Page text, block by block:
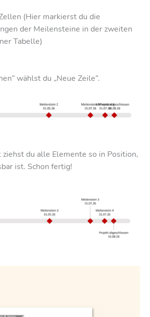
(Hier markierst du die
der Meilensteine in der zweiten
Tabelle)
wählst du „Neue Zeile“.
du alle Elemente so in Position,
ist. Schon fertig!